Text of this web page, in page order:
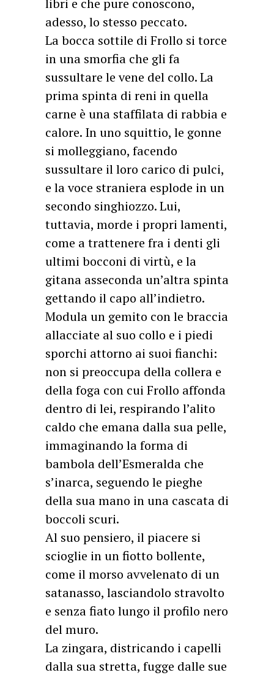
adesso, lo stesso peccato.
La bocca sottile di Frollo si torce
in una smorfia che gli fa
sussultare le vene del collo. La
prima spinta di reni in quella
carne è una staffilata di rabbia e
calore. In uno squittio, le gonne
si molleggiano, facendo
sussultare il loro carico di pulci,
e la voce straniera esplode in un
secondo singhiozzo. Lui,
tuttavia, morde i propri lamenti,
come a trattenere fra i denti gli
ultimi bocconi di virtù, e la
gitana asseconda un’altra spinta
gettando il capo all’indietro.
Modula un gemito con le braccia
allacciate al suo collo e i piedi
sporchi attorno ai suoi fianchi:
non si preoccupa della collera e
della foga con cui Frollo affonda
dentro di lei, respirando l’alito
caldo che emana dalla sua pelle,
immaginando la forma di
bambola dell’Esmeralda che
s’inarca, seguendo le pieghe
della sua mano in una cascata di
boccoli scuri.
Al suo pensiero, il piacere si
scioglie in un fiotto bollente,
come il morso avvelenato di un
satanasso, lasciandolo stravolto
e senza fiato lungo il profilo nero
del muro.
La zingara, districando i capelli
dalla sua stretta, fugge dalle sue